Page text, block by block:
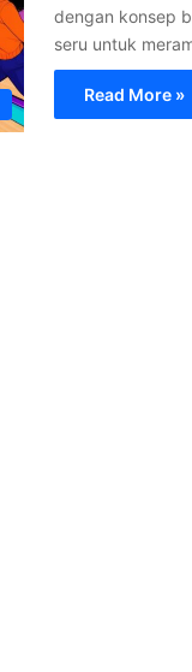
dengan konsep
seru untuk
Read More »